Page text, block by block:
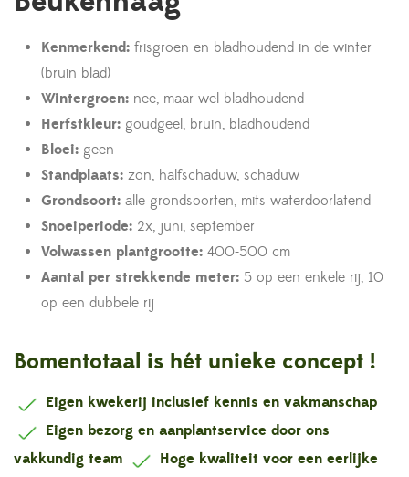
Kenmerkend: frisgroen en bladhoudend in de winter
(bruin blad)
Wintergroen: nee, maar wel bladhoudend
Herfstkleur: goudgeel, bruin, bladhoudend
Bloei: geen
Standplaats: zon, halfschaduw, schaduw
Grondsoort: alle grondsoorten, mits waterdoorlatend
Snoeiperiode: 2x, juni, september
Volwassen plantgrootte: 400-500 cm
Aantal per strekkende meter: 5 op een enkele rij, 10
op een dubbele rij
Bomentotaal is hét unieke concept !
Eigen kwekerij inclusief kennis en vakmanschap
Eigen bezorg en aanplantservice door ons
vakkundig team
Hoge kwaliteit voor een eerlijke